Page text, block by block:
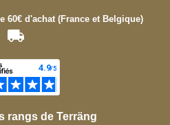
60€ d'achat (France et Belgique)
rangs de Terräng